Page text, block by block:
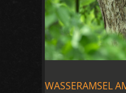
WASSERAMSEL